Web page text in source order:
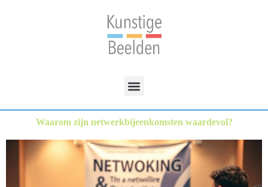
Waarom zijn netwerkbijeenkomsten waardevol?